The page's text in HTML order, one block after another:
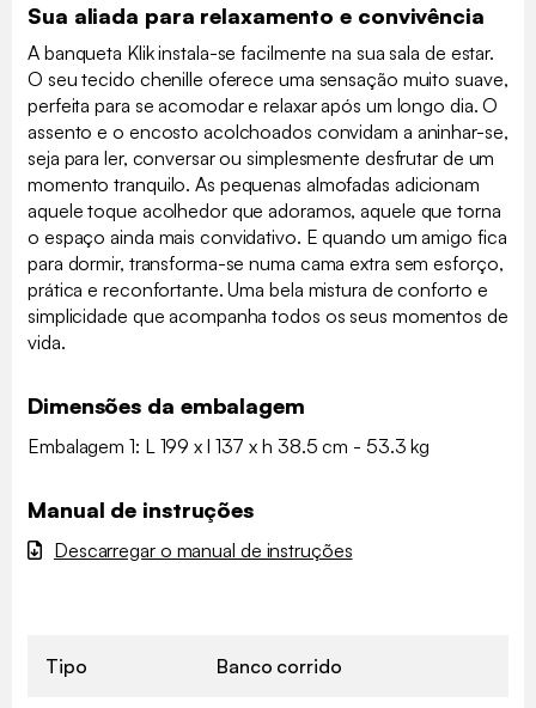
Sua aliada para relaxamento e convivência
A banqueta Klik instala-se facilmente na sua sala de estar.
O seu tecido chenille oferece uma sensação muito suave,
perfeita para se acomodar e relaxar após um longo dia. O
assento e o encosto acolchoados convidam a aninhar-se,
seja para ler, conversar ou simplesmente desfrutar de um
momento tranquilo. As pequenas almofadas adicionam
aquele toque acolhedor que adoramos, aquele que torna
o espaço ainda mais convidativo. E quando um amigo fica
para dormir, transforma-se numa cama extra sem esforço,
prática e reconfortante. Uma bela mistura de conforto e
simplicidade que acompanha todos os seus momentos de
vida.
Dimensões da embalagem
Embalagem 1: L 199 x l 137 x h 38.5 cm - 53.3 kg
Manual de instruções
Descarregar o manual de instruções
Tipo Banco corrido